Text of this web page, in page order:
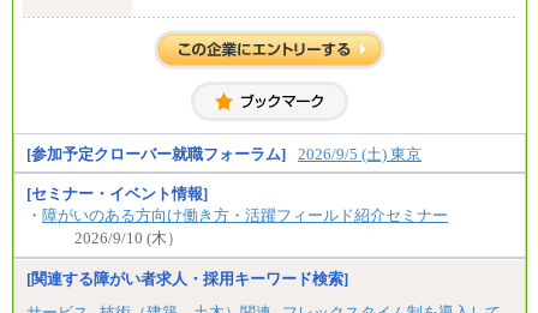
中途：
全職種共通
※居住地、年齢により異なります。
※この他に、該当する場合は各種手当が支給されま
す。
※試用期間中も給与に変更はございません
[参加予定クローバー就職フォーラム] 2026/9/5 (土) 東京
[セミナー・イベント情報]
・ 障がいのある方向け働き方・活躍フィールド紹介セミナー
2026/9/10 (木）
[関連する障がい者求人・採用キーワード検索]